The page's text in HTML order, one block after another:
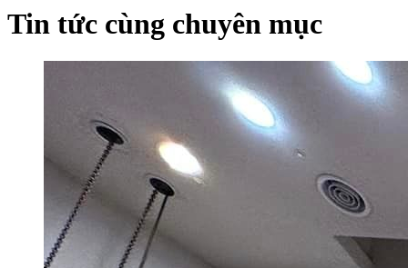
Tin tức cùng chuyên mục